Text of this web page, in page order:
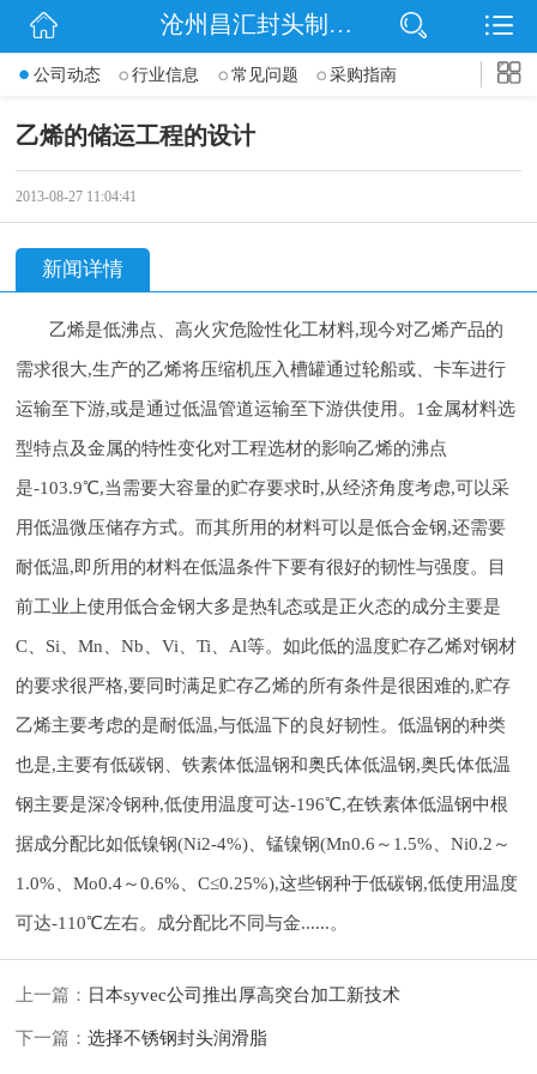
网站首页
沧州昌汇封头制造有限公司
公司动态 行业信息 常见问题 采购指南
乙烯的储运工程的设计
2013-08-27 11:04:41
新闻详情
乙烯是低沸点、高火灾危险性化工材料,现今对乙烯产品的
需求很大,生产的乙烯将压缩机压入槽罐通过轮船或、卡车进行
运输至下游,或是通过低温管道运输至下游供使用。1金属材料选
型特点及金属的特性变化对工程选材的影响乙烯的沸点
是-103.9℃,当需要大容量的贮存要求时,从经济角度考虑,可以采
用低温微压储存方式。而其所用的材料可以是低合金钢,还需要
耐低温,即所用的材料在低温条件下要有很好的韧性与强度。目
前工业上使用低合金钢大多是热轧态或是正火态的成分主要是
C、Si、Mn、Nb、Vi、Ti、Al等。如此低的温度贮存乙烯对钢材
的要求很严格,要同时满足贮存乙烯的所有条件是很困难的,贮存
乙烯主要考虑的是耐低温,与低温下的良好韧性。低温钢的种类
也是,主要有低碳钢、铁素体低温钢和奥氏体低温钢,奥氏体低温
钢主要是深冷钢种,低使用温度可达-196℃,在铁素体低温钢中根
据成分配比如低镍钢(Ni2-4%)、锰镍钢(Mn0.6～1.5%、Ni0.2～
1.0%、Mo0.4～0.6%、C≤0.25%),这些钢种于低碳钢,低使用温度
可达-110℃左右。成分配比不同与金......。
上一篇： 日本syvec公司推出厚高突台加工新技术
下一篇：选择不锈钢封头润滑脂